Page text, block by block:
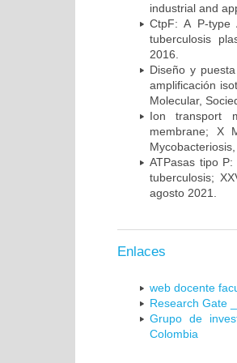
industrial and
CtpF: A P-type
tuberculosis
2016.
Diseño y
amplificación
Molecular,
Ion transport
membrane; X
ATPasas tipo
tuberculosis;
agosto 2021.
Enlaces
web docente
Research Gate
Grupo de
Colombia